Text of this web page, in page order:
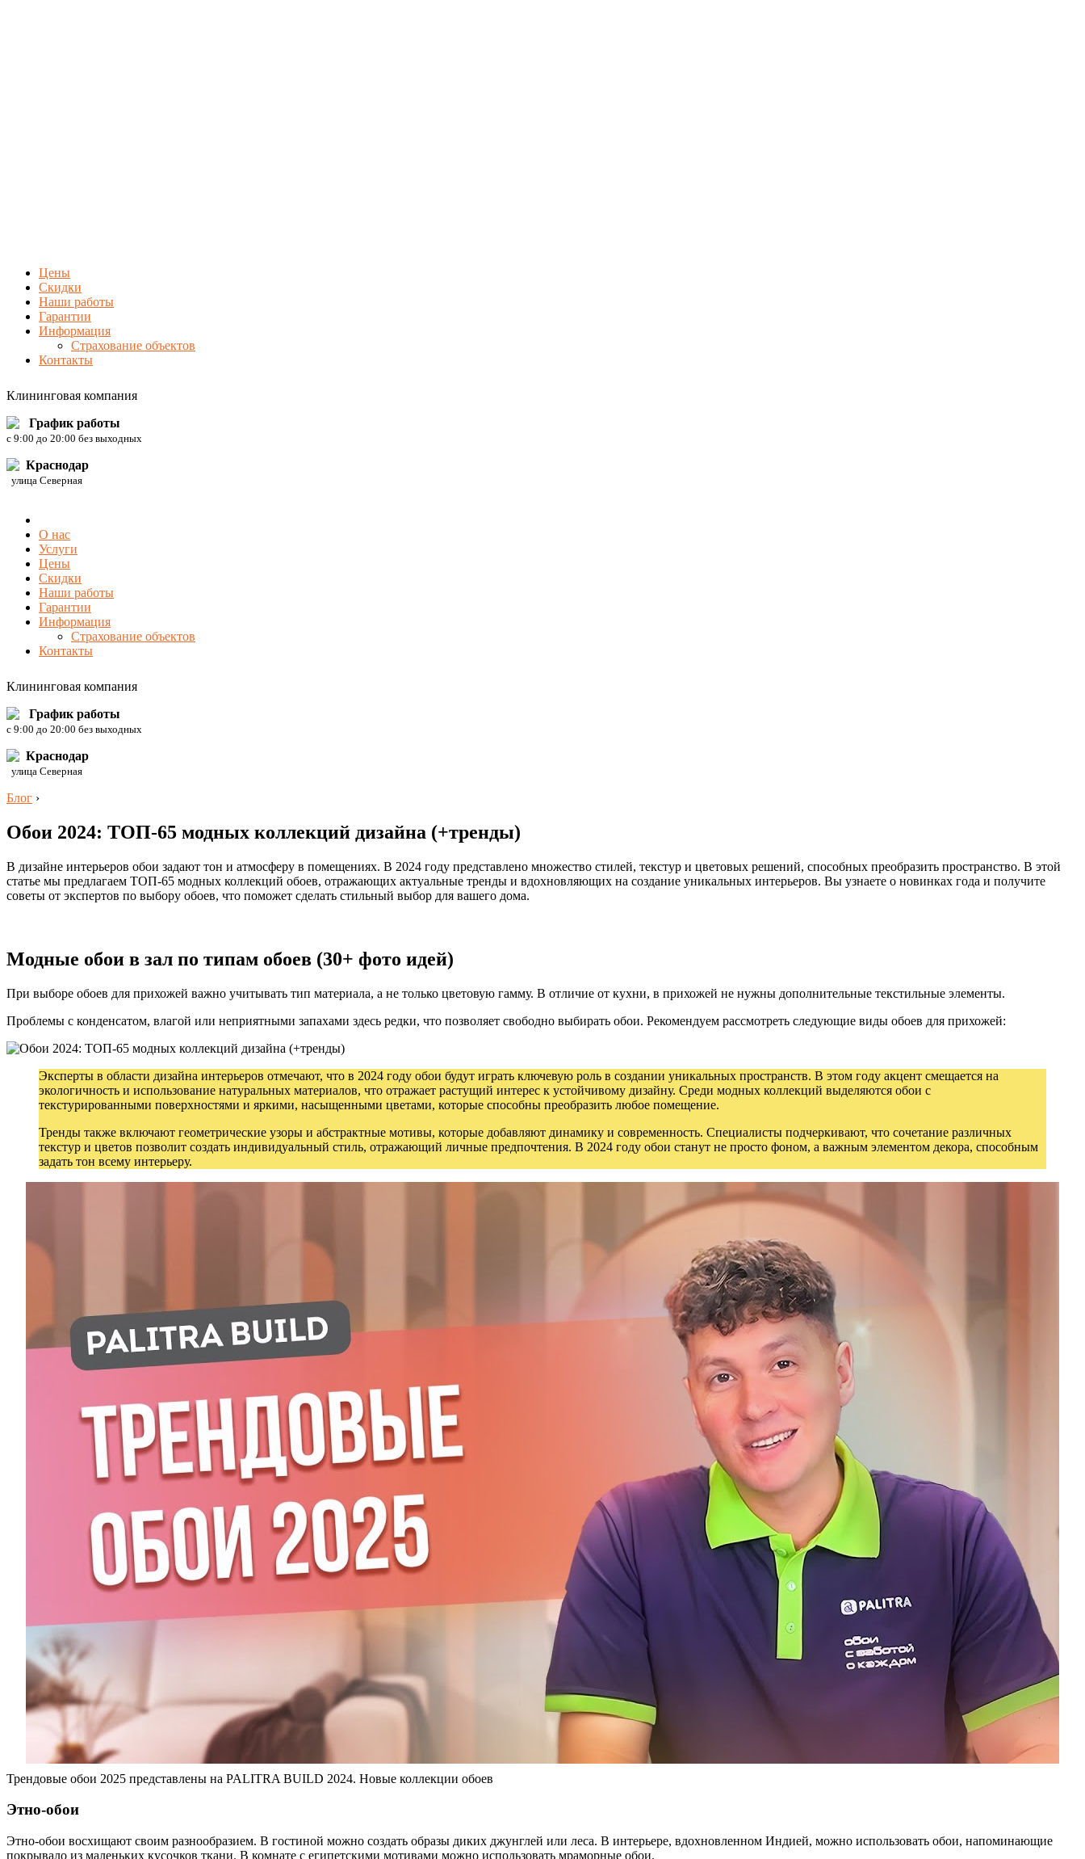
Цены
Скидки
Наши работы
Гарантии
Информация
Страхование объектов
Контакты
Клининговая компания
График работы
c 9:00 до 20:00 без выходных
Краснодар
улица Северная
О нас
Услуги
Цены
Скидки
Наши работы
Гарантии
Информация
Страхование объектов
Контакты
Клининговая компания
График работы
c 9:00 до 20:00 без выходных
Краснодар
улица Северная
Блог ›
Обои 2024: ТОП-65 модных коллекций дизайна (+тренды)
В дизайне интерьеров обои задают тон и атмосферу в помещениях. В 2024 году представлено множество стилей, текстур и цветовых решений, способных преобразить пространство. В этой
статье мы предлагаем ТОП-65 модных коллекций обоев, отражающих актуальные тренды и вдохновляющих на создание уникальных интерьеров. Вы узнаете о новинках года и получите
советы от экспертов по выбору обоев, что поможет сделать стильный выбор для вашего дома.
Модные обои в зал по типам обоев (30+ фото идей)
При выборе обоев для прихожей важно учитывать тип материала, а не только цветовую гамму. В отличие от кухни, в прихожей не нужны дополнительные текстильные элементы.
Проблемы с конденсатом, влагой или неприятными запахами здесь редки, что позволяет свободно выбирать обои. Рекомендуем рассмотреть следующие виды обоев для прихожей:
Эксперты в области дизайна интерьеров отмечают, что в 2024 году обои будут играть ключевую роль в создании уникальных пространств. В этом году акцент смещается на
экологичность и использование натуральных материалов, что отражает растущий интерес к устойчивому дизайну. Среди модных коллекций выделяются обои с
текстурированными поверхностями и яркими, насыщенными цветами, которые способны преобразить любое помещение.
Тренды также включают геометрические узоры и абстрактные мотивы, которые добавляют динамику и современность. Специалисты подчеркивают, что сочетание различных
текстур и цветов позволит создать индивидуальный стиль, отражающий личные предпочтения. В 2024 году обои станут не просто фоном, а важным элементом декора, способным
задать тон всему интерьеру.
Трендовые обои 2025 представлены на PALITRA BUILD 2024. Новые коллекции обоев
Этно-обои
Этно-обои восхищают своим разнообразием. В гостиной можно создать образы диких джунглей или леса. В интерьере, вдохновленном Индией, можно использовать обои, напоминающие
покрывало из маленьких кусочков ткани. В комнате с египетскими мотивами можно использовать мраморные обои.